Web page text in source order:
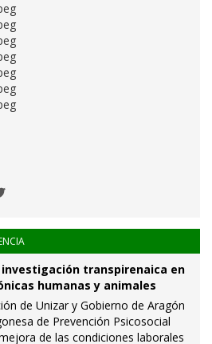
investigación transpirenaica en
humanas y animales
de Unizar y Gobierno de Aragón
de Prevención Psicosocial
de las condiciones laborales